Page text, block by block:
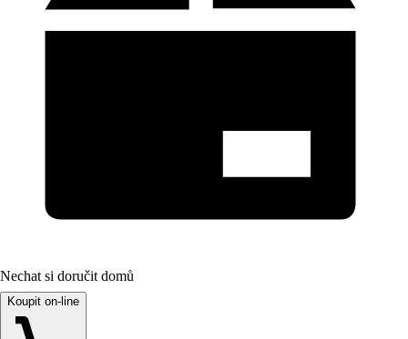
Nechat si doručit domů
Koupit on-line